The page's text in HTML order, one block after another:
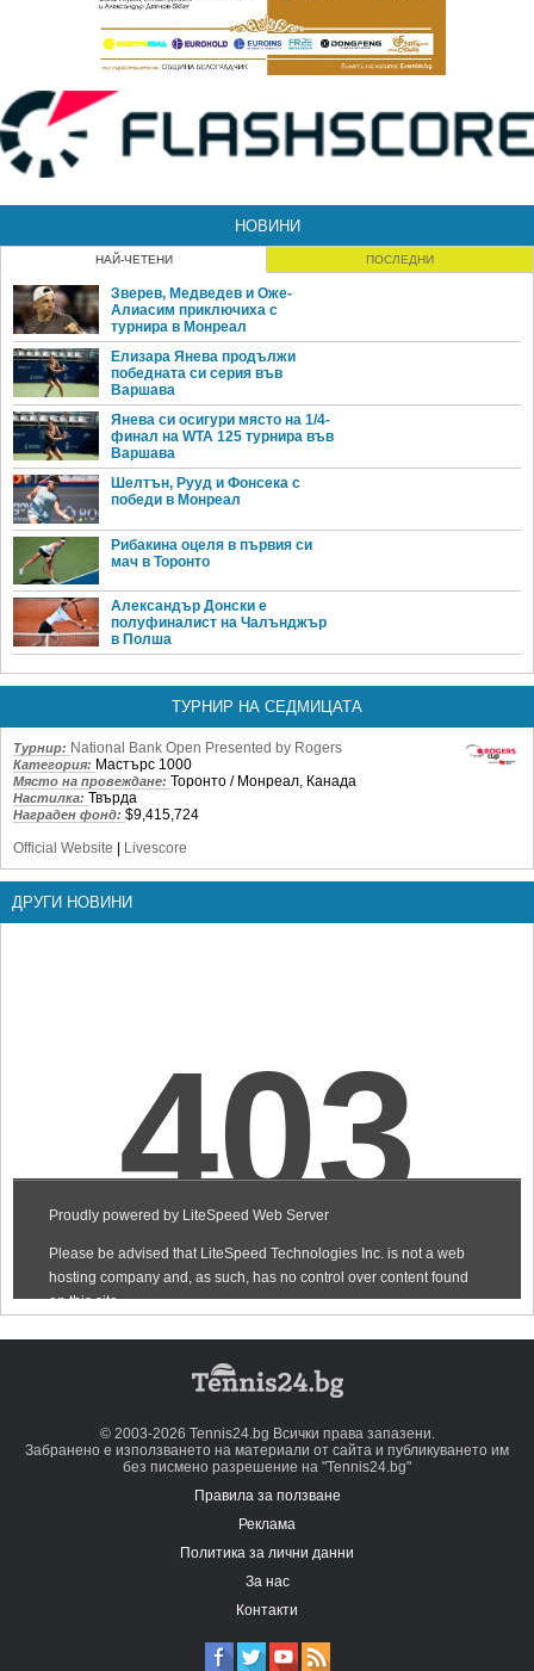
НОВИНИ
НАЙ-ЧЕТЕНИ ПОСЛЕДНИ
Зверев, Медведев и Оже-
Алиасим приключиха с
турнира в Монреал
Елизара Янева продължи
победната си серия във
Варшава
Янева си осигури място на 1/4-
финал на WTA 125 турнира във
Варшава
Шелтън, Рууд и Фонсека с
победи в Монреал
Рибакина оцеля в първия си
мач в Торонто
Александър Донски е
полуфиналист на Чалънджър
в Полша
ТУРНИР НА СЕДМИЦАТА
Турнир: National Bank Open Presented by Rogers
Категория: Мастърс 1000
Място на провеждане: Торонто / Монреал, Канада
Настилка: Твърда
Награден фонд: $9,415,724
Official Website
Livescore
ДРУГИ НОВИНИ
© 2003-2026 Tennis24.bg Всички права запазени.
Забранено е използването на материали от сайта и публикуването им
без писмено разрешение на "Tennis24.bg"
Правила за ползване
Реклама
Политика за лични данни
За нас
Контакти